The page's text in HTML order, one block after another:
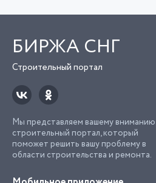
БИРЖА СНГ
Строительный портал
Мы представляем вашему вниманию
строительный портал, который
поможет решить вашу проблему в
области строительства и ремонта.